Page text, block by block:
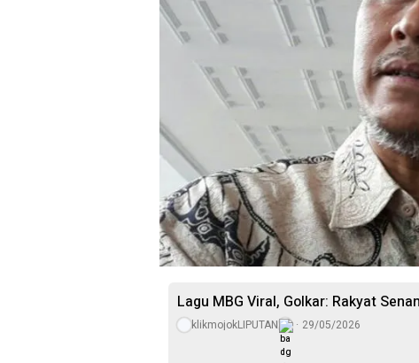
Lagu MBG Viral, Golkar: Rakyat
klikmojokLIPUTAN 29/05/2026